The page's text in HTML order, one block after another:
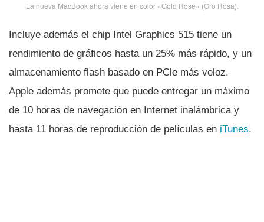
La nueva MacBook ahora viene en color «Gold Rose» (Oro Rosa).
Incluye además el chip Intel Graphics 515 tiene un
rendimiento de gráficos hasta un 25% más rápido, y un
almacenamiento flash basado en PCle más veloz.
Apple además promete que puede entregar un máximo
de 10 horas de navegación en Internet inalámbrica y
hasta 11 horas de reproducción de pelí­culas en iTunes.